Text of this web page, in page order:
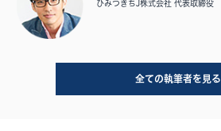
ひみつきちJ株式会社 代表取締役
全ての執筆者を見る